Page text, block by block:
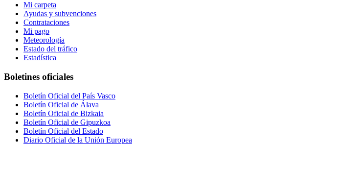
Mi carpeta
Ayudas y subvenciones
Contrataciones
Mi pago
Meteorología
Estado del tráfico
Estadística
Boletines oficiales
Boletín Oficial del País Vasco
Boletín Oficial de Álava
Boletín Oficial de Bizkaia
Boletín Oficial de Gipuzkoa
Boletín Oficial del Estado
Diario Oficial de la Unión Europea